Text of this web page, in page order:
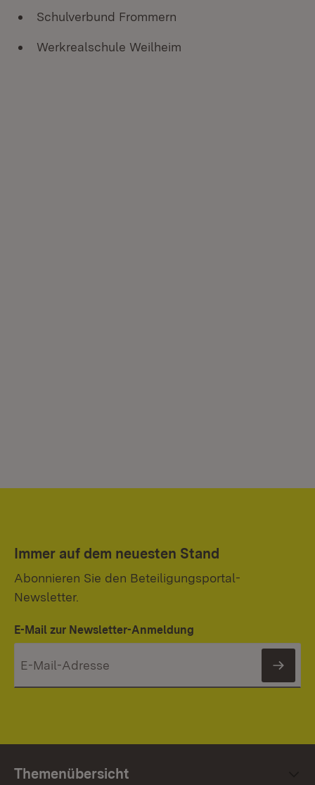
Schulverbund Frommern
Werkrealschule Weilheim
Immer auf dem neuesten Stand
Abonnieren Sie den Beteiligungsportal-
Newsletter.
E-Mail zur Newsletter-Anmeldung
Themenübersicht